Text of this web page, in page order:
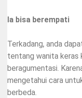
Ia bisa berempati
Terkadang, anda
tentang wanita keras
beragumentasi.
mengetahui cara
berbeda.